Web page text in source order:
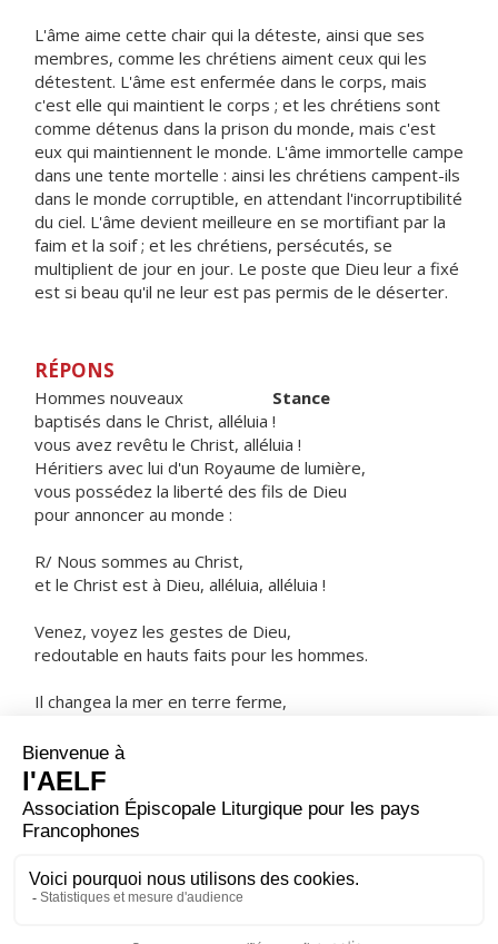
L'âme aime cette chair qui la déteste, ainsi que ses
membres, comme les chrétiens aiment ceux qui les
détestent. L'âme est enfermée dans le corps, mais
c'est elle qui maintient le corps ; et les chrétiens sont
comme détenus dans la prison du monde, mais c'est
eux qui maintiennent le monde. L'âme immortelle campe
dans une tente mortelle : ainsi les chrétiens campent-ils
dans le monde corruptible, en attendant l'incorruptibilité
du ciel. L'âme devient meilleure en se mortifiant par la
faim et la soif ; et les chrétiens, persécutés, se
multiplient de jour en jour. Le poste que Dieu leur a fixé
est si beau qu'il ne leur est pas permis de le déserter.
RÉPONS
Hommes nouveaux Stance
baptisés dans le Christ, alléluia !
vous avez revêtu le Christ, alléluia !
Héritiers avec lui d'un Royaume de lumière,
vous possédez la liberté des fils de Dieu
pour annoncer au monde :
R/ Nous sommes au Christ,
et le Christ est à Dieu, alléluia, alléluia !
Venez, voyez les gestes de Dieu,
redoutable en hauts faits pour les hommes.
Il changea la mer en terre ferme,
ORAISON
Dieu qui aimes l'innocence et la fais recouvrer, oriente
ténèbres de l'incroyance, fais qu'ils n'abandonnent
jamais la lumière de ta vérité.